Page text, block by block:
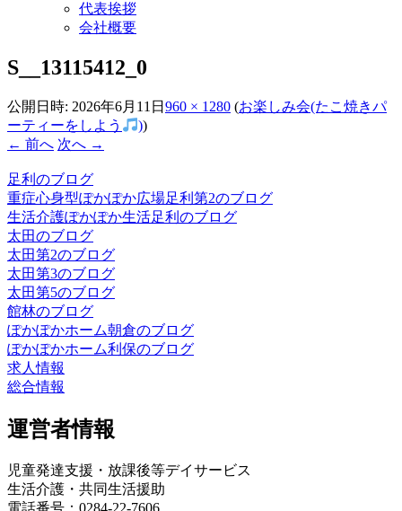
代表挨拶
会社概要
S__13115412_0
公開日時: 2026年6月11日 960 × 1280 (お楽しみ会(たこ焼きパ
ーティーをしよう
))
← 前へ 次へ →
足利のブログ
重症心身型ぽかぽか広場足利第2のブログ
生活介護ぽかぽか生活足利のブログ
太田のブログ
太田第2のブログ
太田第3のブログ
太田第5のブログ
館林のブログ
ぽかぽかホーム朝倉のブログ
ぽかぽかホーム利保のブログ
求人情報
総合情報
運営者情報
児童発達支援・放課後等デイサービス
生活介護・共同生活援助
電話番号：0284-22-7606